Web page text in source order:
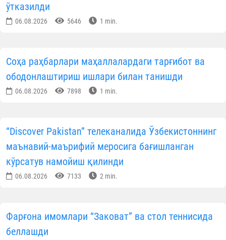
ўтказилди
06.08.2026 5646 1 min.
Соҳа раҳбарлари маҳаллалардаги тарғибот ва
ободонлаштириш ишлари билан танишди
06.08.2026 7898 1 min.
“Discover Pakistan” телеканалида Ўзбекистоннинг
маънавий-маърифий меросига бағишланган
кўрсатув намойиш қилинди
06.08.2026 7133 2 min.
Фарғона имомлари “Заковат” ва стол теннисида
беллашди